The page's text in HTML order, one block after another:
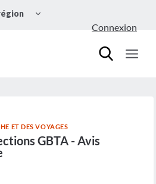
LE
Connexion
ET DES VOYAGES
GBTA - Avis